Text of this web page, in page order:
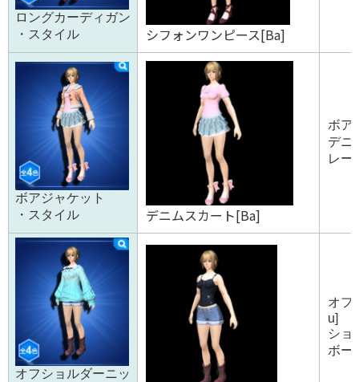
ロングカーディガン
・スタイル
シフォンワンピース[Ba]
ボアジャケット
・スタイル
デニムスカート[Ba]
ボア
デニ
レー
オフショルダーニッ
オフ
u]
ショ
ボー